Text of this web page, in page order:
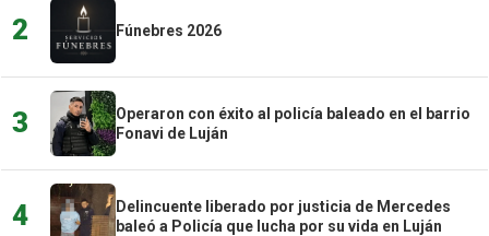
2 Fúnebres 2026
3
Operaron con éxito al policía baleado en el barrio
Fonavi de Luján
4
Delincuente liberado por justicia de Mercedes
baleó a Policía que lucha por su vida en Luján